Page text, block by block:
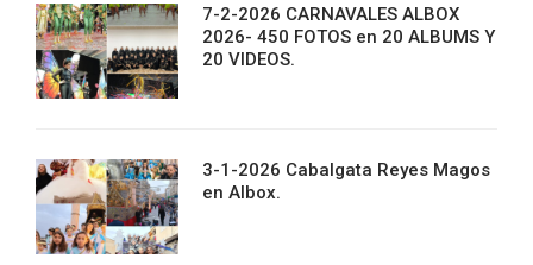
7-2-2026 CARNAVALES ALBOX
2026- 450 FOTOS en 20 ALBUMS Y
20 VIDEOS.
3-1-2026 Cabalgata Reyes Magos
en Albox.